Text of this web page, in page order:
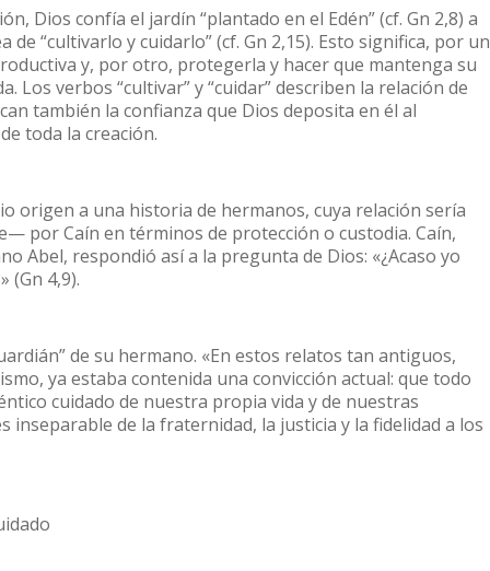
Dios confía el jardín “plantado en el Edén” (cf. Gn 2,8) a
de “cultivarlo y cuidarlo” (cf. Gn 2,15). Esto significa, por un
y, por otro, protegerla y hacer que mantenga su
Los verbos “cultivar” y “cuidar” describen la relación de
también la confianza que Dios deposita en él al
toda la creación.
origen a una historia de hermanos, cuya relación sería
por Caín en términos de protección o custodia. Caín,
Abel, respondió así a la pregunta de Dios: «¿Acaso yo
(Gn 4,9).
de su hermano. «En estos relatos tan antiguos,
ya estaba contenida una convicción actual: que todo
cuidado de nuestra propia vida y de nuestras
inseparable de la fraternidad, la justicia y la fidelidad a los